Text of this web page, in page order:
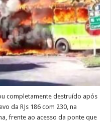
se
chocar
contra
carreta
em
Bom
Jesus
do
Itabapoana
completamente destruído após
da RJs 186 com 230, na
frente ao acesso da ponte que